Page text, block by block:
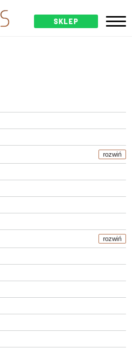
SKLEP
rozwiń
rozwiń